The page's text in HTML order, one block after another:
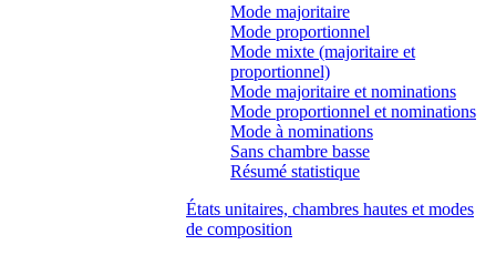
Mode majoritaire
Mode proportionnel
Mode mixte (majoritaire et
proportionnel)
Mode majoritaire et nominations
Mode proportionnel et nominations
Mode à nominations
Sans chambre basse
Résumé statistique
États unitaires, chambres hautes et modes
de composition